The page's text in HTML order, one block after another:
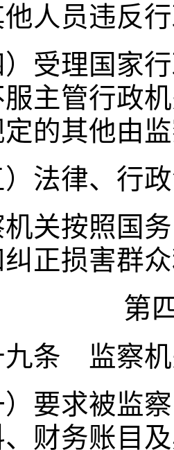
人员违反
理国家行
主管行政
的其他由
律、行政
按照国务
正损害群
第
监察机关
求被监察
财务账目